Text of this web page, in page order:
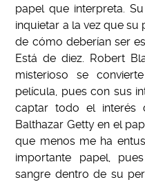
papel que interpreta.
inquietar a la vez que
de cómo deberían ser
Está de diez. Robert
misterioso se
película, pues con sus
captar todo el interés
Balthazar Getty en el
que menos me ha
importante papel,
sangre dentro de su